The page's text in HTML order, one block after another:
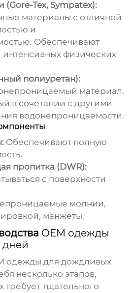
Tex, Sympatex):
материалы с отличной
и
Обеспечивают
физических
полиуретан):
материал,
в сочетании с другими
водонепроницаемости.
Обеспечивают полную
пропитка (DWR):
с поверхности
молнии,
манжеты.
OEM одежды
одежды для дождливых
несколько этапов,
требует тщательного